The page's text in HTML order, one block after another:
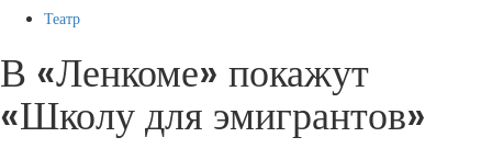
Театр
В «Ленкоме» покажут
«Школу для эмигрантов»